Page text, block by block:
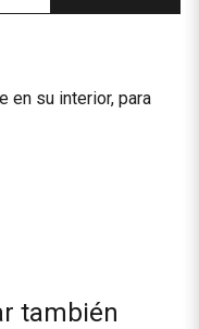
en su interior, para
también